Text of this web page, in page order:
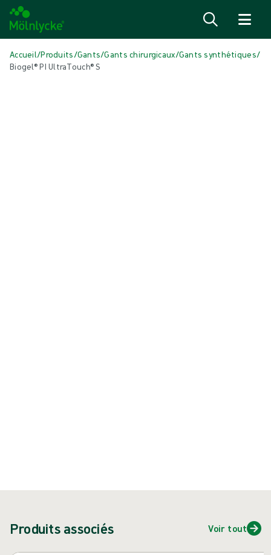
Accueil/Produits/Gants/Gants chirurgicaux/Gants synthétiques/
Biogel® PI UltraTouch® S
Produits associés Voir tout